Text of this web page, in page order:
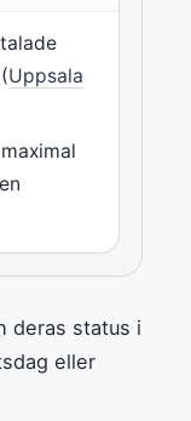
Uppsala
deras status i
eller